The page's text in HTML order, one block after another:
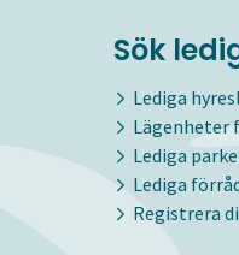
Sök
Lediga
Lägenheter
Lediga
Lediga
Registrera